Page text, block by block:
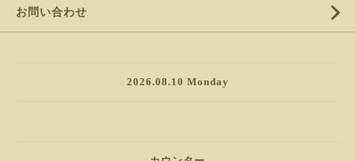
お問い合わせ
2026.08.10 Monday